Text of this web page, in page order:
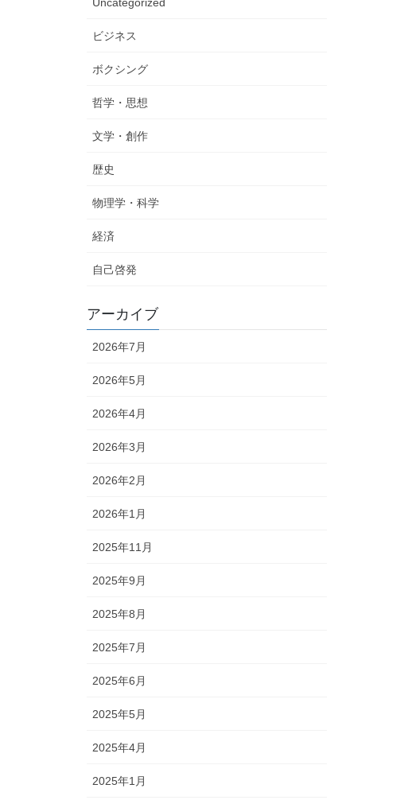
ビジネス
ボクシング
哲学・思想
文学・創作
歴史
物理学・科学
経済
自己啓発
アーカイブ
2026年7月
2026年5月
2026年4月
2026年3月
2026年2月
2026年1月
2025年11月
2025年9月
2025年8月
2025年7月
2025年6月
2025年5月
2025年4月
2025年1月